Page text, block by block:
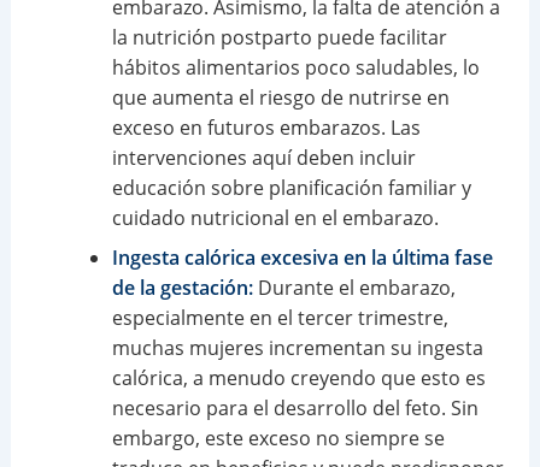
embarazo. Asimismo, la falta de atención a
la nutrición postparto puede facilitar
hábitos alimentarios poco saludables, lo
que aumenta el riesgo de nutrirse en
exceso en futuros embarazos. Las
intervenciones aquí deben incluir
educación sobre planificación familiar y
cuidado nutricional en el embarazo.
Ingesta calórica excesiva en la última fase
de la gestación:Durante el embarazo,
especialmente en el tercer trimestre,
muchas mujeres incrementan su ingesta
calórica, a menudo creyendo que esto es
necesario para el desarrollo del feto. Sin
embargo, este exceso no siempre se